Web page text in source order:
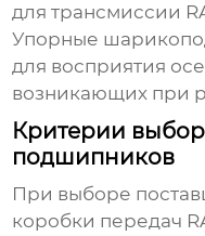
для трансмиссии
Упорные
для восприятия
возникающих при
Критерии
подшипников
При выборе
коробки передач